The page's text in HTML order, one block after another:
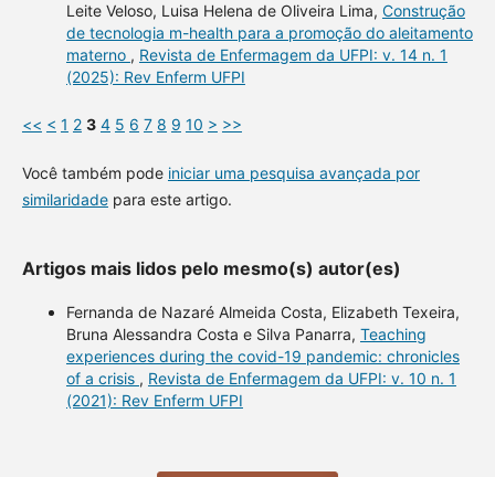
Leite Veloso, Luisa Helena de Oliveira Lima, Construção
de tecnologia m-health para a promoção do aleitamento
materno , Revista de Enfermagem da UFPI: v. 14 n. 1
(2025): Rev Enferm UFPI
<< < 1 2 3 4 5 6 7 8 9 10 > >>
Você também pode iniciar uma pesquisa avançada por
similaridadepara este artigo.
Artigos mais lidos pelo mesmo(s) autor(es)
Fernanda de Nazaré Almeida Costa, Elizabeth Texeira,
Bruna Alessandra Costa e Silva Panarra, Teaching
experiences during the covid-19 pandemic: chronicles
of a crisis , Revista de Enfermagem da UFPI: v. 10 n. 1
(2021): Rev Enferm UFPI